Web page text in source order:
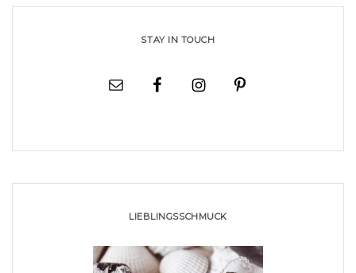
STAY IN TOUCH
LIEBLINGSSCHMUCK